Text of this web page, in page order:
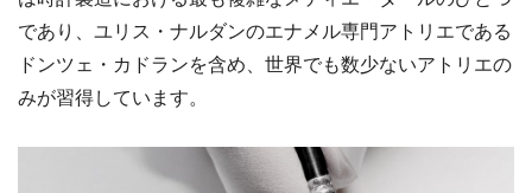
であり、ユリス・ナルダンのエナメル専門アトリエである
ドンツェ・カドランを含め、世界でも数少ないアトリエの
みが習得しています。